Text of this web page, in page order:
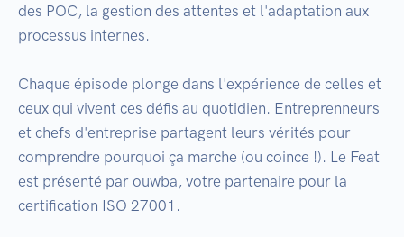
des POC, la gestion des attentes et l'adaptation aux
processus internes.
Chaque épisode plonge dans l'expérience de celles et
ceux qui vivent ces défis au quotidien. Entreprenneurs
et chefs d'entreprise partagent leurs vérités pour
comprendre pourquoi ça marche (ou coince !). Le Feat
est présenté par ouwba, votre partenaire pour la
certification ISO 27001.